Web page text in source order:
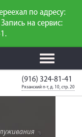
по адресу:
на сервис:
Калькулятор
слесарного
ремонта
(916) 324-81-41
Рязанский п-т, д. 10, стр. 20